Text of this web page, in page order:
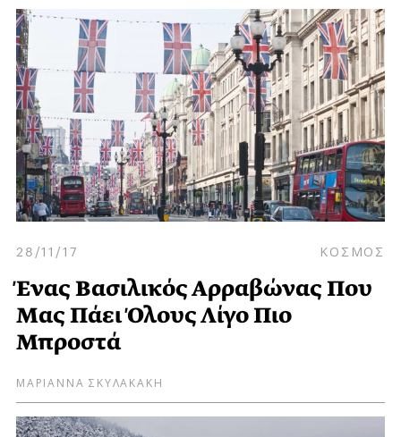
28/11/17 ΚΟΣΜΟΣ
Ένας Βασιλικός Αρραβώνας Που
Μας Πάει Όλους Λίγο Πιο
Μπροστά
ΜΑΡΙΑΝΝΑ ΣΚΥΛΑΚΑΚΗ